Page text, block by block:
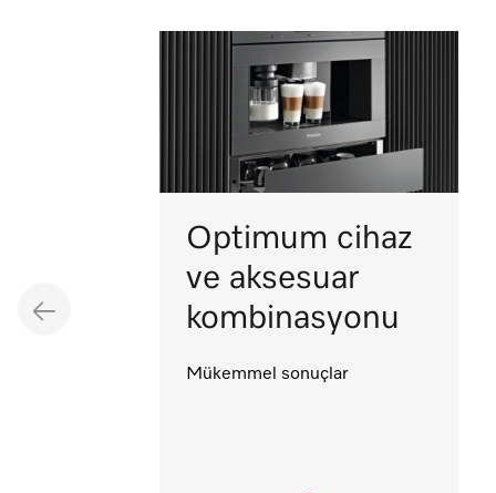
Optimum cihaz
ve aksesuar
kombinasyonu
Mükemmel sonuçlar